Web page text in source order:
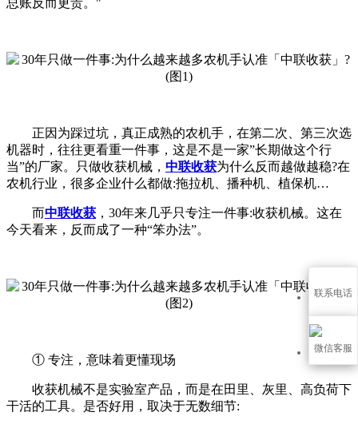
总账反而更贵。"
正因为踩过坑，真正成熟的农机手，在第二次、第三次选
机器时，往往更看重一件事，这是不是一家”长期做这个行
当”的厂家。只做收获机械， 中联收获为什么反而越做越稳?在
农机行业，很多企业什么都做:拖拉机、播种机、植保机…
而中联收获 ，30年来几乎只专注一件事:收获机械。这在
今天看来，反而成了一种“笨办法”。
① 专注，意味着更懂现场
收获机械不是实验室产品，而是在田里、灰里、高负荷下
干活的工具。是否好用，取决于无数细节:
联系电话
微信客服